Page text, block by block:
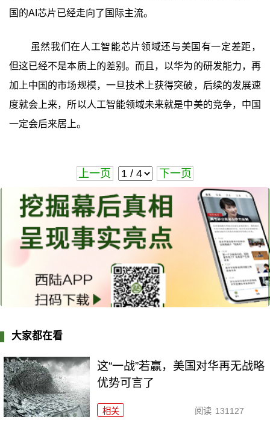
国的AI芯片已经走向了国际主流。
虽然我们在人工智能芯片领域还与美国有一定差距，
但这已经不是本质上的差别。而且，以华为的研发能力，再
加上中国的市场规模，一旦技术上获得突破，后续的发展速
度就会上来，所以人工智能领域未来就是中美的竞争，中国
一定会后来居上。
上一页 下一页
大家都在看
这“一战”若赢，美国对华再无战略
优势可言了
相关 阅读 131127